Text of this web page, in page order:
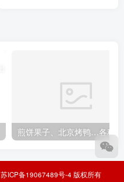
苏ICP备19067489号-4 版权所有